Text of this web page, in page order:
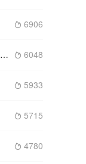
 6906
 6048
 5933
 5715
 4780